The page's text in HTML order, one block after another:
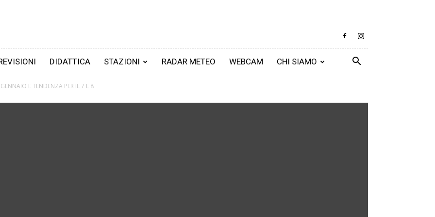
DIDATTICA STAZIONI RADAR METEO WEBCAM CHI SIAMO
E TENDENZA PER IL 7 E 8